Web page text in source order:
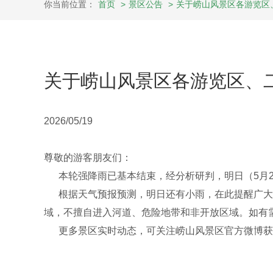
你当前位置： 首页 > 景区公告 > 关于崂山风景区各游览
关于崂山风景区各游览区、
2026/05/19
尊敬的游客朋友们：
本轮强降雨已基本结束，经分析研判，明日（5月
根据天气预报预测，明日还有小雨，在此提醒广
域，不擅自进入河道、危险地带和非开放区域。如
更多景区实时动态，可关注崂山风景区官方微博